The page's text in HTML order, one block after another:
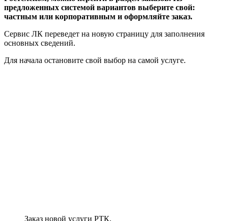
Внизу отобразятся ваши данные, которые зафиксированы
в программе Личного кабинета. Если все в порядке, то
нажмите на кнопку продолжения и следуйте указаниям
системы.
Настройка профиля